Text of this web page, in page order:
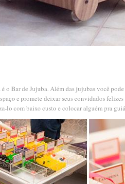
o Bar de Jujuba. Além das jujubas você
e promete deixar seus convidados
lo com baixo custo e colocar alguém pra